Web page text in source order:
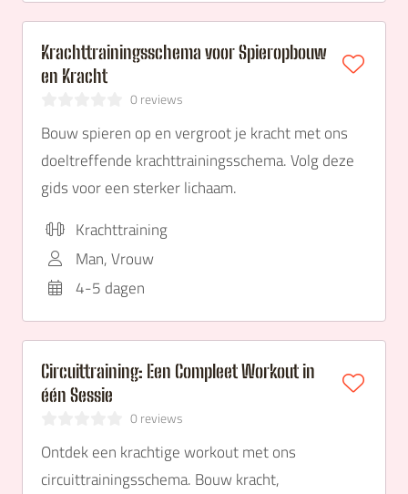
Krachttrainingsschema voor Spieropbouw
en Kracht
0 reviews
Bouw spieren op en vergroot je kracht met ons
doeltreffende krachttrainingsschema. Volg deze
gids voor een sterker lichaam.
Krachttraining
Man, Vrouw
4-5 dagen
Circuittraining: Een Compleet Workout in
één Sessie
0 reviews
Ontdek een krachtige workout met ons
circuittrainingsschema. Bouw kracht,